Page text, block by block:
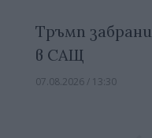
Тръмп
в САЩ
07.08.2026 / 13:30